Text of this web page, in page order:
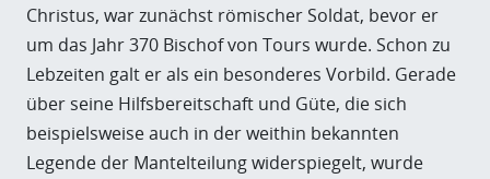
Christus, war zunächst römischer Soldat, bevor er
um das Jahr 370 Bischof von Tours wurde. Schon zu
Lebzeiten galt er als ein besonderes Vorbild. Gerade
über seine Hilfsbereitschaft und Güte, die sich
beispielsweise auch in der weithin bekannten
Legende der Mantelteilung widerspiegelt, wurde